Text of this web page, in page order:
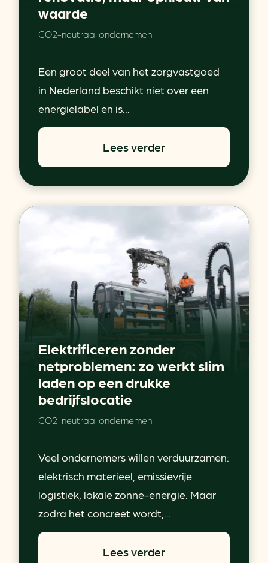
waarde
CO2-neutraal ondernemen
Een groot deel van het zorgvastgoed
in Nederland beschikt niet over een
energielabel en is...
Lees verder
Elektrificeren zonder
netproblemen: zo werkt slim
laden op een drukke
bedrijfslocatie
CO2-neutraal ondernemen
Veel ondernemers willen verduurzamen:
elektrisch materieel, emissievrije
logistiek, lokale zonne-energie. Maar
zodra het concreet wordt,...
Lees verder